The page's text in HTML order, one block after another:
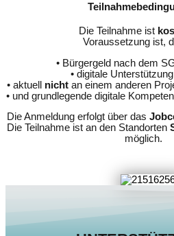
Die Teilnahme ist
Voraussetzung ist,
• Bürgergeld nach dem
• digitale
• aktuell nichtan einem anderen
• und grundlegende digitale
Die Anmeldung erfolgt über das
Die Teilnahme ist an den Standorten
möglich.